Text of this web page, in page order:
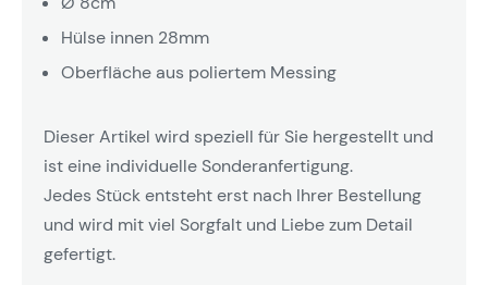
Hülse innen 28mm
Oberfläche aus poliertem Messing
Dieser Artikel wird speziell für Sie hergestellt und
ist eine individuelle Sonderanfertigung.
Jedes Stück entsteht erst nach Ihrer Bestellung
und wird mit viel Sorgfalt und Liebe zum Detail
gefertigt.